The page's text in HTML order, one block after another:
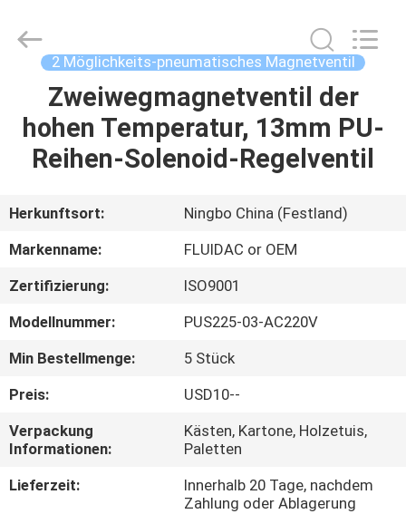
HAUS
PRODUKTE
VIDEOS
UNS
FABRIK-
AUSFLUG
QUALITÄTSKONTROLLE
CONTROL
CO.,LTD.
2 Möglichkeits-pneumatisches Magnetventil
Zweiwegmagnetventil der
hohen Temperatur, 13mm PU-
Reihen-Solenoid-Regelventil
Herkunftsort:
Ningbo China (Festland)
Markenname:
FLUIDAC or OEM
Zertifizierung:
ISO9001
Modellnummer:
PUS225-03-AC220V
Min Bestellmenge:
5 Stück
Preis:
USD10--
Verpackung
Informationen:
Kästen, Kartone, Holzetuis,
Paletten
Lieferzeit:
Innerhalb 20 Tage, nachdem
Zahlung oder Ablagerung